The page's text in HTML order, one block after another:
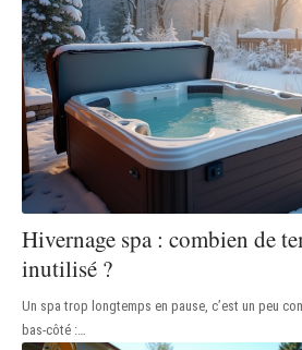
Hivernage spa : combien de
inutilisé ?
Un spa trop longtemps en pause, c’est un peu
bas-côté :